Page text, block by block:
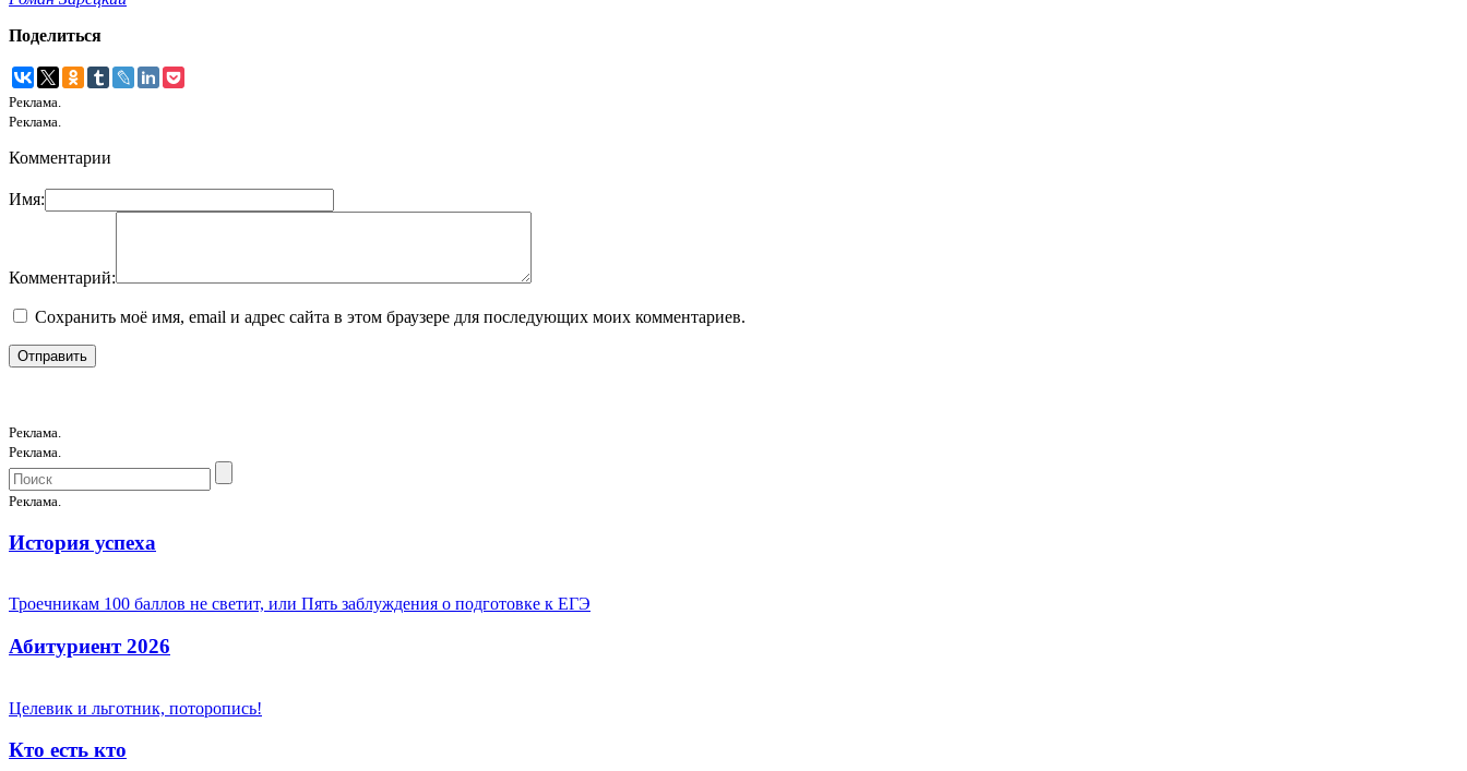
Поделиться
Реклама.
Реклама.
Комментарии
Имя:
Комментарий:
Сохранить моё имя, email и адрес сайта в этом браузере для последующих моих комментариев.
Реклама.
Реклама.
Реклама.
История успеха
Троечникам 100 баллов не светит, или Пять заблуждения о подготовке к ЕГЭ
Абитуриент 2026
Целевик и льготник, поторопись!
Кто есть кто